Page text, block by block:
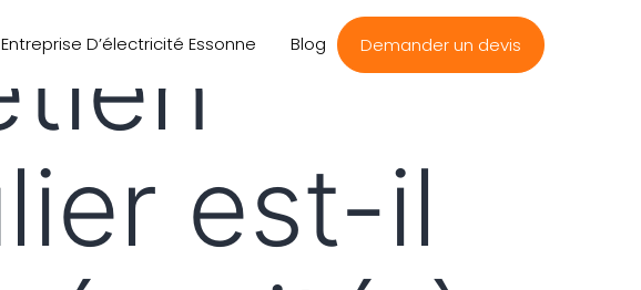
Entreprise D’électricité Essonne Blog Demander un devis
est-il